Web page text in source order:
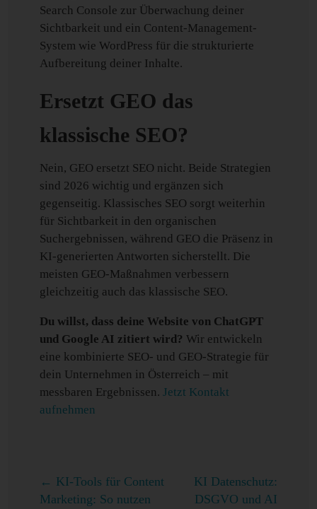
Search Console zur Überwachung deiner
Sichtbarkeit und ein Content-Management-
System wie WordPress für die strukturierte
Aufbereitung deiner Inhalte.
Ersetzt GEO das
klassische SEO?
Nein, GEO ersetzt SEO nicht. Beide Strategien
sind 2026 wichtig und ergänzen sich
gegenseitig. Klassisches SEO sorgt weiterhin
für Sichtbarkeit in den organischen
Suchergebnissen, während GEO die Präsenz in
KI-generierten Antworten sicherstellt. Die
meisten GEO-Maßnahmen verbessern
gleichzeitig auch das klassische SEO.
Du willst, dass deine Website von ChatGPT
und Google AI zitiert wird? Wir entwickeln
eine kombinierte SEO- und GEO-Strategie für
dein Unternehmen in Österreich – mit
messbaren Ergebnissen.Jetzt Kontakt
aufnehmen
← KI-Tools für Content
Marketing: So nutzen
KI Datenschutz:
DSGVO und AI